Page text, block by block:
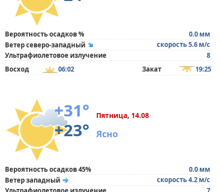
Вероятность осадков %
0.0 мм
Ветер северо-западный
скорость 5.6 м/с
Ультрафиолетовое излучение
8
Восход
06:02 Закат 19:25
+31°
+23°
Пятница, 14.08
Ясно
Вероятность осадков 45%
0.0 мм
Ветер западный
скорость 4.2 м/с